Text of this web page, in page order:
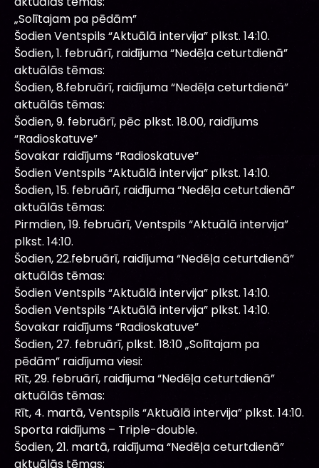
„Solītajam pa pēdām”
Šodien Ventspils “Aktuālā intervija” plkst. 14:10.
Šodien, 1. februārī, raidījuma “Nedēļa ceturtdienā”
aktuālās tēmas:
Šodien, 8.februārī, raidījuma “Nedēļa ceturtdienā”
aktuālās tēmas:
Šodien, 9. februārī, pēc plkst. 18.00, raidījums
“Radioskatuve”
Šovakar raidījums “Radioskatuve”
Šodien Ventspils “Aktuālā intervija” plkst. 14:10.
Šodien, 15. februārī, raidījuma “Nedēļa ceturtdienā”
aktuālās tēmas:
Pirmdien, 19. februārī, Ventspils “Aktuālā intervija”
plkst. 14:10.
Šodien, 22.februārī, raidījuma “Nedēļa ceturtdienā”
aktuālās tēmas:
Šodien Ventspils “Aktuālā intervija” plkst. 14:10.
Šodien Ventspils “Aktuālā intervija” plkst. 14:10.
Šovakar raidījums “Radioskatuve”
Šodien, 27. februārī, plkst. 18:10 „Solītajam pa
pēdām” raidījuma viesi:
Rīt, 29. februārī, raidījuma “Nedēļa ceturtdienā”
aktuālās tēmas:
Rīt, 4. martā, Ventspils “Aktuālā intervija” plkst. 14:10.
Sporta raidījums – Triple-double.
Šodien, 21. martā, raidījuma “Nedēļa ceturtdienā”
aktuālās tēmas: